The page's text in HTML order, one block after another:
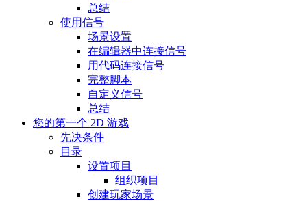
总结
使用信号
场景设置
在编辑器中连接信号
用代码连接信号
完整脚本
自定义信号
总结
您的第一个 2D 游戏
先决条件
目录
设置项目
组织项目
创建玩家场景